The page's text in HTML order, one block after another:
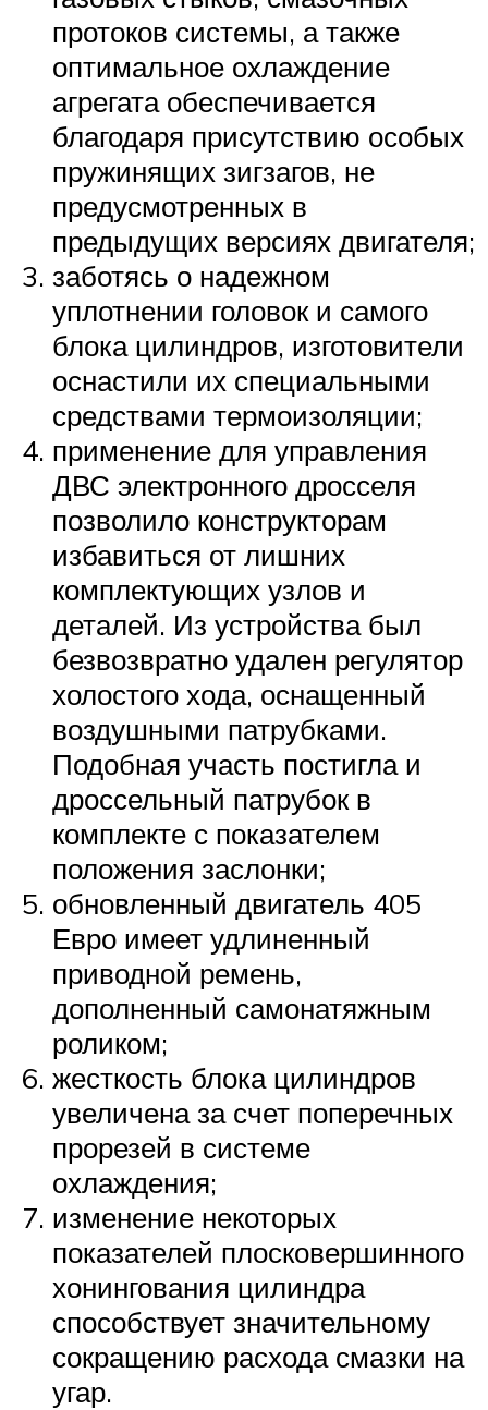
протоков системы, а также
оптимальное охлаждение
агрегата обеспечивается
благодаря присутствию особых
пружинящих зигзагов, не
предусмотренных в
предыдущих версиях двигателя;
заботясь о надежном
уплотнении головок и самого
блока цилиндров, изготовители
оснастили их специальными
средствами термоизоляции;
применение для управления
ДВС электронного дросселя
позволило конструкторам
избавиться от лишних
комплектующих узлов и
деталей. Из устройства был
безвозвратно удален регулятор
холостого хода, оснащенный
воздушными патрубками.
Подобная участь постигла и
дроссельный патрубок в
комплекте с показателем
положения заслонки;
обновленный двигатель 405
Евро имеет удлиненный
приводной ремень,
дополненный самонатяжным
роликом;
жесткость блока цилиндров
увеличена за счет поперечных
прорезей в системе
охлаждения;
изменение некоторых
показателей плосковершинного
хонингования цилиндра
способствует значительному
сокращению расхода смазки на
угар.